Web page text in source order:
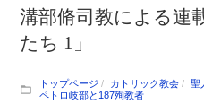
溝部脩司教による連
たち 1」
トップページ カトリック教会
聖
ペトロ岐部と187殉教者